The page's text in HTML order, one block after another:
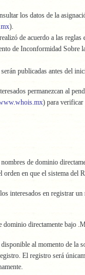
los datos de la
).
de acuerdo a las
de Inconformidad Sobre
publicadas antes del
permanezcan al
) para verificar
de dominio
en que el sistema del
interesados en registrar
dominio directamente bajo
al momento de la
El registro será